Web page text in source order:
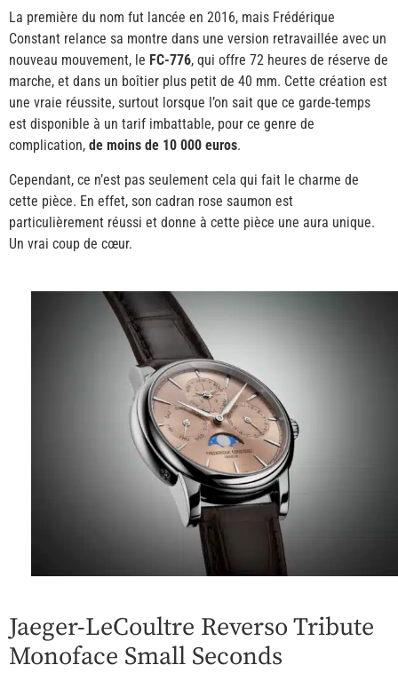
La première du nom fut lancée en 2016, mais Frédérique
Constant relance sa montre dans une version retravaillée avec un
nouveau mouvement, le FC-776, qui offre 72 heures de réserve de
marche, et dans un boîtier plus petit de 40 mm. Cette création est
une vraie réussite, surtout lorsque l’on sait que ce garde-temps
est disponible à un tarif imbattable, pour ce genre de
complication, de moins de 10 000 euros.
Cependant, ce n’est pas seulement cela qui fait le charme de
cette pièce. En effet, son cadran rose saumon est
particulièrement réussi et donne à cette pièce une aura unique.
Un vrai coup de cœur.
Jaeger-LeCoultre Reverso Tribute
Monoface Small Seconds